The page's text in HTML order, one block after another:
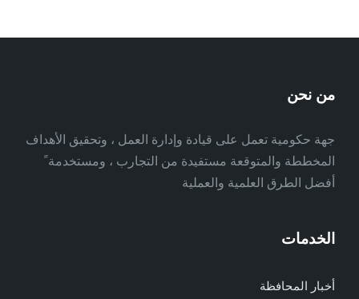
من نحن
جهة حكومية تعمل على قيادة وإدارة العمل ، وتحقيق الأهداف
المخططة والمتوقعة مستفيدة من التجارب ، ومستخدمة ً
أفضل الطرق العلمية والعملية
الخدمات
أخبار المحافظة